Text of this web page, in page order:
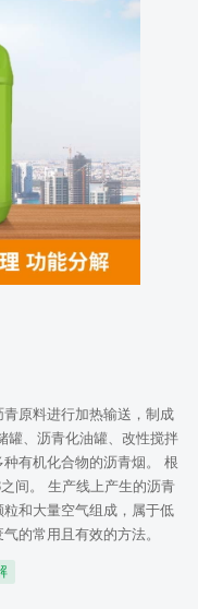
原料进行加热输送，制成
罐、沥青化油罐、改性搅拌
有机化合物的沥青烟。 根
间。 生产线上产生的沥青
和大量空气组成，属于低
的常用且有效的方法。